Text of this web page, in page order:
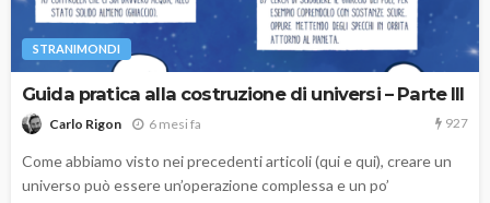
STRANIMONDI
Guida pratica alla costruzione di universi – Parte III
Carlo Rigon 6 mesi fa 927
Come abbiamo visto nei precedenti articoli (qui e qui), creare un
universo può essere un’operazione complessa e un po’